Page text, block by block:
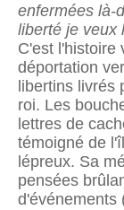
enfermées là-
liberté je veux
C'est l'histoire
déportation
libertins livrés
roi. Les
lettres de
témoigné de
lépreux. Sa
pensées
d'événements